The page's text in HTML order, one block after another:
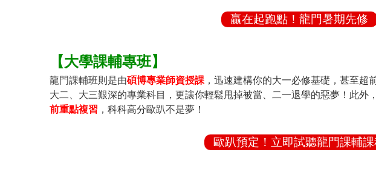
贏在起跑點！龍門暑期先修
【大學課輔專班】
龍門課輔班則是由碩博專業師資授課 ，迅速建構你的大一必修基礎，甚至
大二、大三艱深的專業科目，更讓你輕鬆甩掉被當、二一退學的惡夢！此外
前重點複習 ，科科高分歐趴不是夢！
歐趴預定！立即試聽龍門課輔課